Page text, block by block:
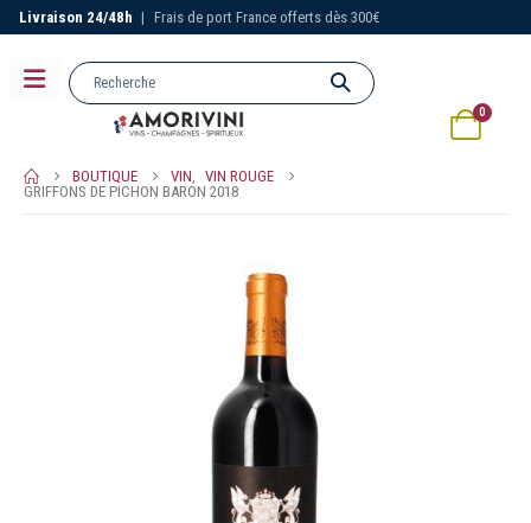
Livraison 24/48h | Frais de port France offerts dès 300€
0
BOUTIQUE VIN, VIN ROUGE
GRIFFONS DE PICHON BARON 2018